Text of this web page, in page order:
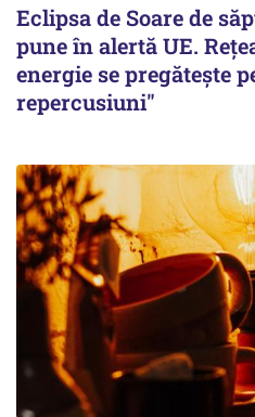
Eclipsa de Soare de
pune în alertă UE.
energie se pregătește
repercusiuni"